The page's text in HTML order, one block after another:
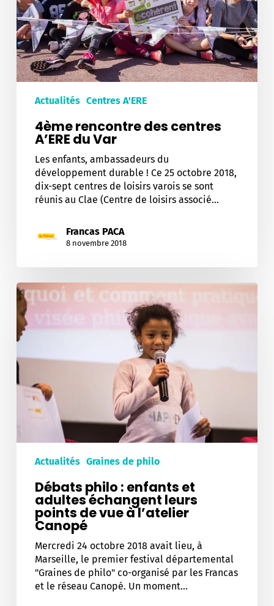
Var
Actualités Centres A'ERE
4ème rencontre des centres
A’ERE du Var
Les enfants, ambassadeurs du
développement durable ! Ce 25 octobre 2018,
dix-sept centres de loisirs varois se sont
réunis au Clae (Centre de loisirs associé…
Francas PACA
8 novembre 2018
Débats
philo
enfants
et
adultes
échangent
leurs
points
CanopéActualités Graines de philo
Débats philo : enfants et
adultes échangent leurs
points de vue à l’atelier
Canopé
Mercredi 24 octobre 2018 avait lieu, à
Marseille, le premier festival départemental
"Graines de philo" co-organisé par les Francas
et le réseau Canopé. Un moment…